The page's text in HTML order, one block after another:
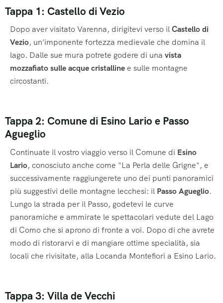
Tappa 1: Castello di Vezio
Dopo aver visitato Varenna, dirigitevi verso ilCastello di
Vezio, un'imponente fortezza medievale che domina il
lago. Dalle sue mura potrete godere di una vista
mozzafiato sulle acque cristallinee sulle montagne
circostanti.
Tappa 2: Comune di Esino Lario e Passo
Agueglio
Continuate il vostro viaggio verso il Comune di Esino
Lario, conosciuto anche come "La Perla delle Grigne", e
successivamente raggiungerete uno dei punti panoramici
più suggestivi delle montagne lecchesi: il Passo Agueglio.
Lungo la strada per il Passo, godetevi le curve
panoramiche e ammirate le spettacolari vedute del Lago
di Como che si aprono di fronte a voi. Dopo di che avrete
modo di ristorarvi e di mangiare ottime specialità, sia
locali che rivisitate, alla Locanda Montefiori a Esino Lario.
Tappa 3: Villa de Vecchi